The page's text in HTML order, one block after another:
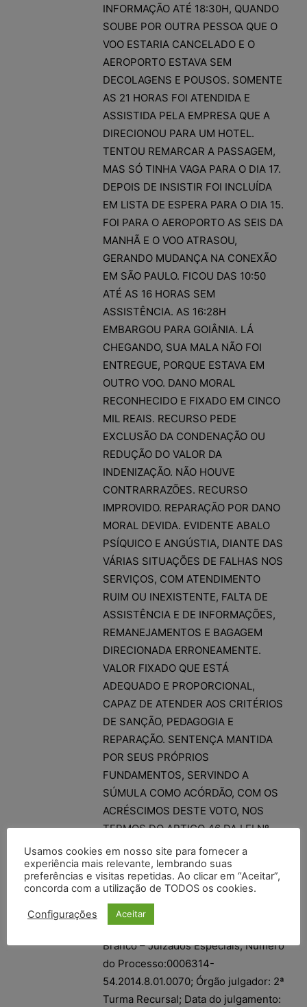
INFORMAÇÃO ATÉ 18:30H, QUANDO
SOUBE POR OUTRA PESSOA QUE O
VOO ESTARIA CANCELADO E O
AEROPORTO ESTAVA SEM
DECOLAGENS E POUSOS. SOMENTE
AS 21 HORAS FOI ATENDIDA E
ASSISTIDA PELA EMPRESA QUE A
DIRECIONOU PARA UM HOTEL.
TENTOU REMARCAR A PASSAGEM,
MAS SÓ TINHA VAGA PARA O DIA 17.
DEPOIS DE INSISTIR FOI INCLUÍDA
EM LISTA DE ESPERA PARA O DIA 15.
FOI PARA O AEROPORTO AS SEIS DA
MANHÃ E O VOO ATRASOU,
GERANDO MUDANÇA NA CONEXÃO
EM SÃO PAULO. FICOU DAS 10:50
ATÉ AS 16 HORAS SEM
ASSISTÊNCIA. AS 16:28H
EMBARGOU PARA GOIÂNIA. LÁ
CHEGANDO, SUA MALA NÃO FOI
ENTREGUE, PORQUE ESTAVA EM
OUTRO VOO. DANO MORAL
RECONHECIDO E FIXADO EM CINCO
MIL REAIS. RECURSO PEDE
EXCLUSÃO DA CONDENAÇÃO OU
REDUÇÃO DO VALOR DA
INDENIZAÇÃO. NÃO HOUVE
CONTRARRAZÕES. RECURSO
IMPROVIDO. REPARAÇÃO POR DANO
MORAL DEVIDA. EVIDENTE ABALO
PSÍQUICO E ANGÚSTIA, DIANTE DAS
VÁRIAS SITUAÇÕES DE FALHAS NOS
SERVIÇOS, COM ATENDIMENTO
RUIM OU INEXISTENTE, FALTA DE
ASSISTÊNCIA E DE INFORMAÇÕES,
REMANEJAMENTOS E BAGAGEM
DIRECIONADA ERRONEAMENTE.
VALOR FIXADO QUE ESTÁ
ADEQUADO E PROPORCIONAL,
CAPAZ DE ATENDER AOS CRITÉRIOS
DE SANÇÃO, PEDAGOGIA E
REPARAÇÃO. SENTENÇA MANTIDA
POR SEUS PRÓPRIOS
FUNDAMENTOS, SERVINDO A
SÚMULA COMO ACÓRDÃO, COM OS
ACRÉSCIMOS DESTE VOTO, NOS
TERMOS DO ARTIGO 46 DA LEI Nº
9.099/95. CUSTAS JÁ PAGAS. SEM
HONORÁRIOS, POR FALTA DE
CONTRARRAZÕES.
(TJAC – Relator (a): Jose Augusto
Cunha Fontes da Silva; Comarca: Rio
Branco – Juizados Especiais; Número
do Processo:0006314-
54.2014.8.01.0070; Órgão julgador: 2ª
Turma Recursal; Data do julgamento:
Usamos cookies em nosso site para fornecer a
experiência mais relevante, lembrando suas
preferências e visitas repetidas. Ao clicar em “Aceitar”,
concorda com a utilização de TODOS os cookies.
Configurações Aceitar